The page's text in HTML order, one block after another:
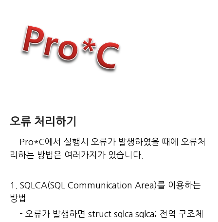
오류 처리하기
Pro*C에서 실행시 오류가 발생하였을 때에 오류처
리하는 방법은 여러가지가 있습니다.
1. SQLCA(SQL Communication Area)를 이용하는
방법
- 오류가 발생하면 struct sqlca sqlca; 전역 구조체